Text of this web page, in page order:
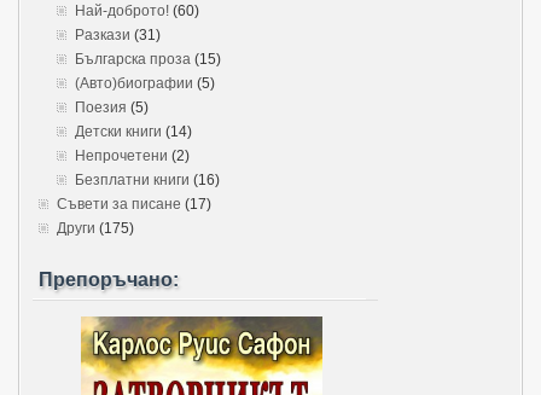
Най-доброто! (60)
Разкази (31)
Българска проза (15)
(Авто)биографии (5)
Поезия (5)
Детски книги (14)
Непрочетени (2)
Безплатни книги (16)
Съвети за писане (17)
Други (175)
Препоръчано: